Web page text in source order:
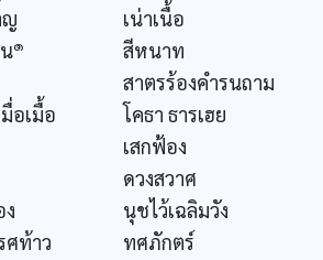
ญ
เน่าเนื้อ
๑
สีหนาท
สาตรร้องคำรนถาม
เมื้อ
โคธา ธารเฮย
เสกฟ้อง
ดวงสวาศ
นุชไว้เฉลิมวัง
ท้าว
ทศภักตร์